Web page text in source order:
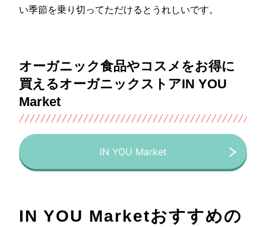
い季節を乗り切ってただけるとうれしいです。
オーガニック食品やコスメをお得に
買えるオーガニックストアIN YOU
Market
IN YOU Market
IN YOU Marketおすすめの